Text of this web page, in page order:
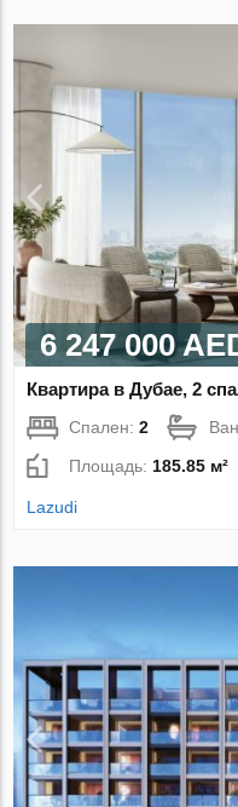
6 247 000
Квартира в Дубае, 2
Спален:2
Площадь:185.85 м²
Lazudi